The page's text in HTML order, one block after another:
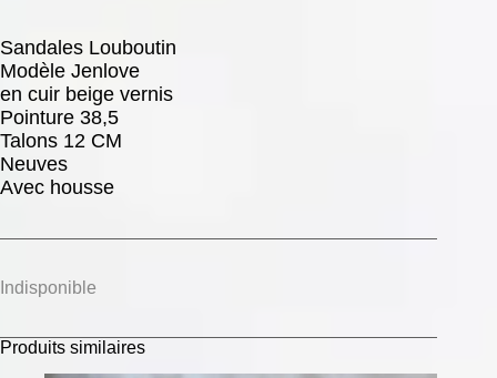
Sandales Louboutin
Modèle Jenlove
en cuir beige vernis
Pointure 38,5
Talons 12 CM
Neuves
Avec housse
Indisponible
Produits similaires